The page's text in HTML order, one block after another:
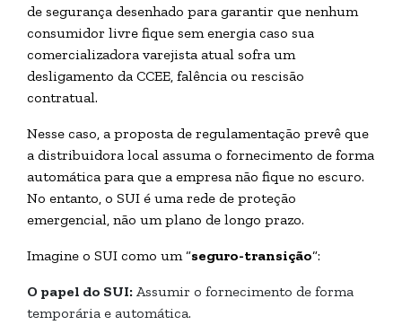
de segurança desenhado para garantir que nenhum
consumidor livre fique sem energia caso sua
comercializadora varejista atual sofra um
desligamento da CCEE, falência ou rescisão
contratual.
Nesse caso, a proposta de regulamentação prevê que
a distribuidora local assuma o fornecimento de forma
automática para que a empresa não fique no escuro.
No entanto, o SUI é uma rede de proteção
emergencial, não um plano de longo prazo.
Imagine o SUI como um “seguro-transição“:
O papel do SUI: Assumir o fornecimento de forma
temporária e automática.